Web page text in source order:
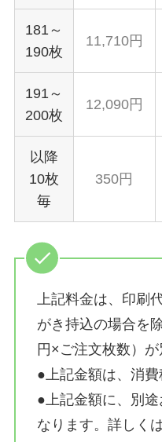
181～
190枚
11,710円
191～
200枚
12,090円
以降
10枚
毎
350円
上記料金は、印刷
がき持込の場合を
円×ご注文枚数）が
●上記金額は、消費
●上記金額に、別
なります。詳しく